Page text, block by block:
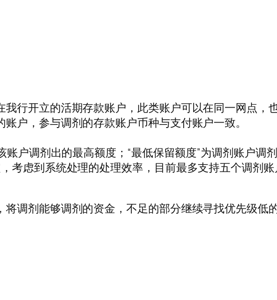
行开立的活期存款账户，此类账户可以在同一网点，
户，参与调剂的存款账户币种与支付账户一致。
户调剂出的最高额度；“最低保留额度”为调剂账户调
考虑到系统处理的处理效率，目前最多支持五个调剂账
调剂能够调剂的资金，不足的部分继续寻找优先级低